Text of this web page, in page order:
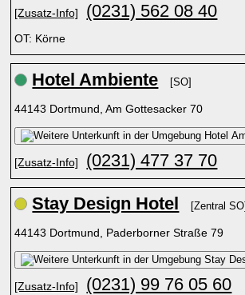
[Zusatz-Info] (0231) 562 08 40
OT: Körne
Hotel Ambiente [SO]
44143 Dortmund, Am Gottesacker 70
[Zusatz-Info] (0231) 477 37 70
Stay Design Hotel [Zentral SO]
44143 Dortmund, Paderborner Straße 79
[Zusatz-Info] (0231) 99 76 05 60